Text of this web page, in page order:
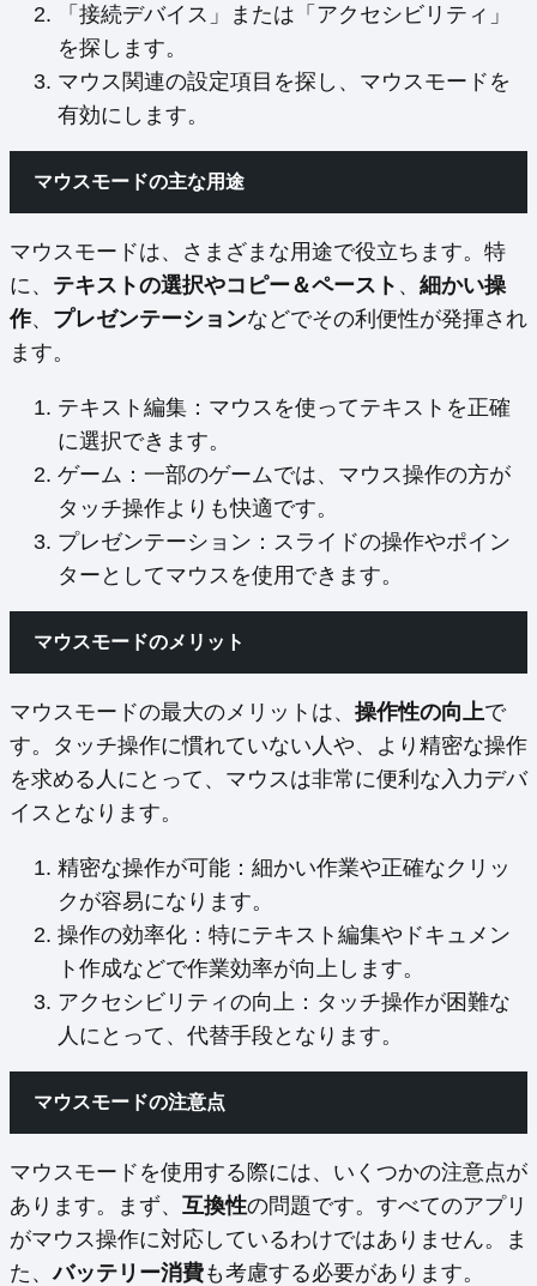
「接続デバイス」または「アクセシビリティ」
を探します。
マウス関連の設定項目を探し、マウスモードを
有効にします。
マウスモードの主な用途
マウスモードは、さまざまな用途で役立ちます。特
に、 テキストの選択やコピー＆ペースト 、 細かい操
作、 プレゼンテーションなどでその利便性が発揮され
ます。
テキスト編集：マウスを使ってテキストを正確
に選択できます。
ゲーム：一部のゲームでは、マウス操作の方が
タッチ操作よりも快適です。
プレゼンテーション：スライドの操作やポイン
ターとしてマウスを使用できます。
マウスモードのメリット
マウスモードの最大のメリットは、 操作性の向上で
す。タッチ操作に慣れていない人や、より精密な操作
を求める人にとって、マウスは非常に便利な入力デバ
イスとなります。
精密な操作が可能：細かい作業や正確なクリッ
クが容易になります。
操作の効率化：特にテキスト編集やドキュメン
ト作成などで作業効率が向上します。
アクセシビリティの向上：タッチ操作が困難な
人にとって、代替手段となります。
マウスモードの注意点
マウスモードを使用する際には、いくつかの注意点が
あります。まず、 互換性の問題です。すべてのアプリ
がマウス操作に対応しているわけではありません。ま
た、バッテリー消費も考慮する必要があります。